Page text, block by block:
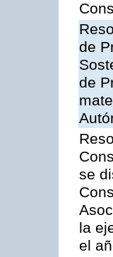
de
de
se
la
el